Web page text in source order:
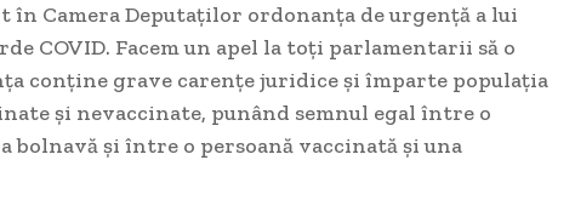
în Camera Deputaților ordonanța de urgență a lui
COVID. Facem un apel la toți parlamentarii să o
conține grave carențe juridice și împarte populația
și nevaccinate, punând semnul egal între o
bolnavă și între o persoană vaccinată și una